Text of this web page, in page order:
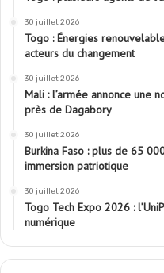
30 juillet 2026
Togo : Énergies
acteurs du changement
30 juillet 2026
Mali : l’armée annonce une
près de Dagabory
30 juillet 2026
Burkina Faso : plus de 65
immersion patriotique
30 juillet 2026
Togo Tech Expo 2026 :
numérique